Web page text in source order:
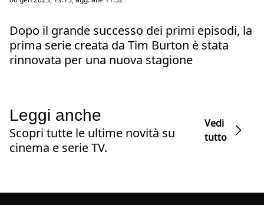
Dopo il grande successo dei primi episodi, la
prima serie creata da Tim Burton è stata
rinnovata per una nuova stagione
Leggi anche
Scopri tutte le ultime novità su
cinema e serie TV.
Vedi
tutto